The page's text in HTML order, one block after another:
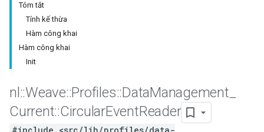
Tóm tắt
Tính kế thừa
Hàm công khai
Hàm công khai
Init
nl ::Weave::Profiles::DataManagement
Current::CircularEventReader